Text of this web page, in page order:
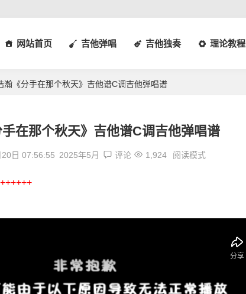
网站首页 吉他弹唱 吉他独奏 理论教程
瀚《分手在那个秋天》吉他谱C调吉他弹唱谱
在那个秋天》吉他谱C调吉他弹唱谱
日 07:56:55 2025年5月 评论 1,924 阅读模式